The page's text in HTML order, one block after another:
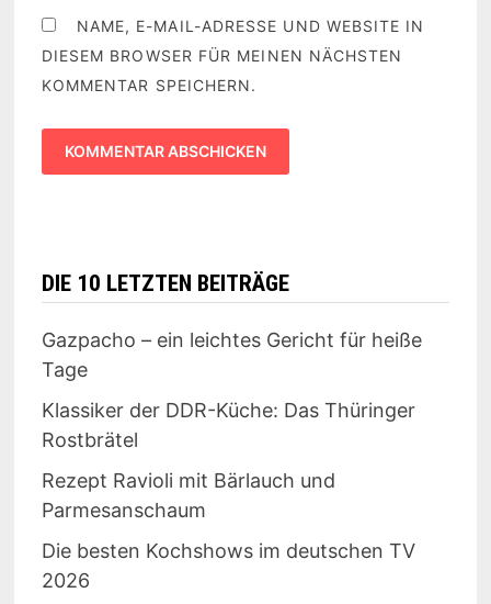
NAME, E-MAIL-ADRESSE UND WEBSITE IN
DIESEM BROWSER FÜR MEINEN NÄCHSTEN
KOMMENTAR SPEICHERN.
DIE 10 LETZTEN BEITRÄGE
Gazpacho – ein leichtes Gericht für heiße
Tage
Klassiker der DDR-Küche: Das Thüringer
Rostbrätel
Rezept Ravioli mit Bärlauch und
Parmesanschaum
Die besten Kochshows im deutschen TV
2026